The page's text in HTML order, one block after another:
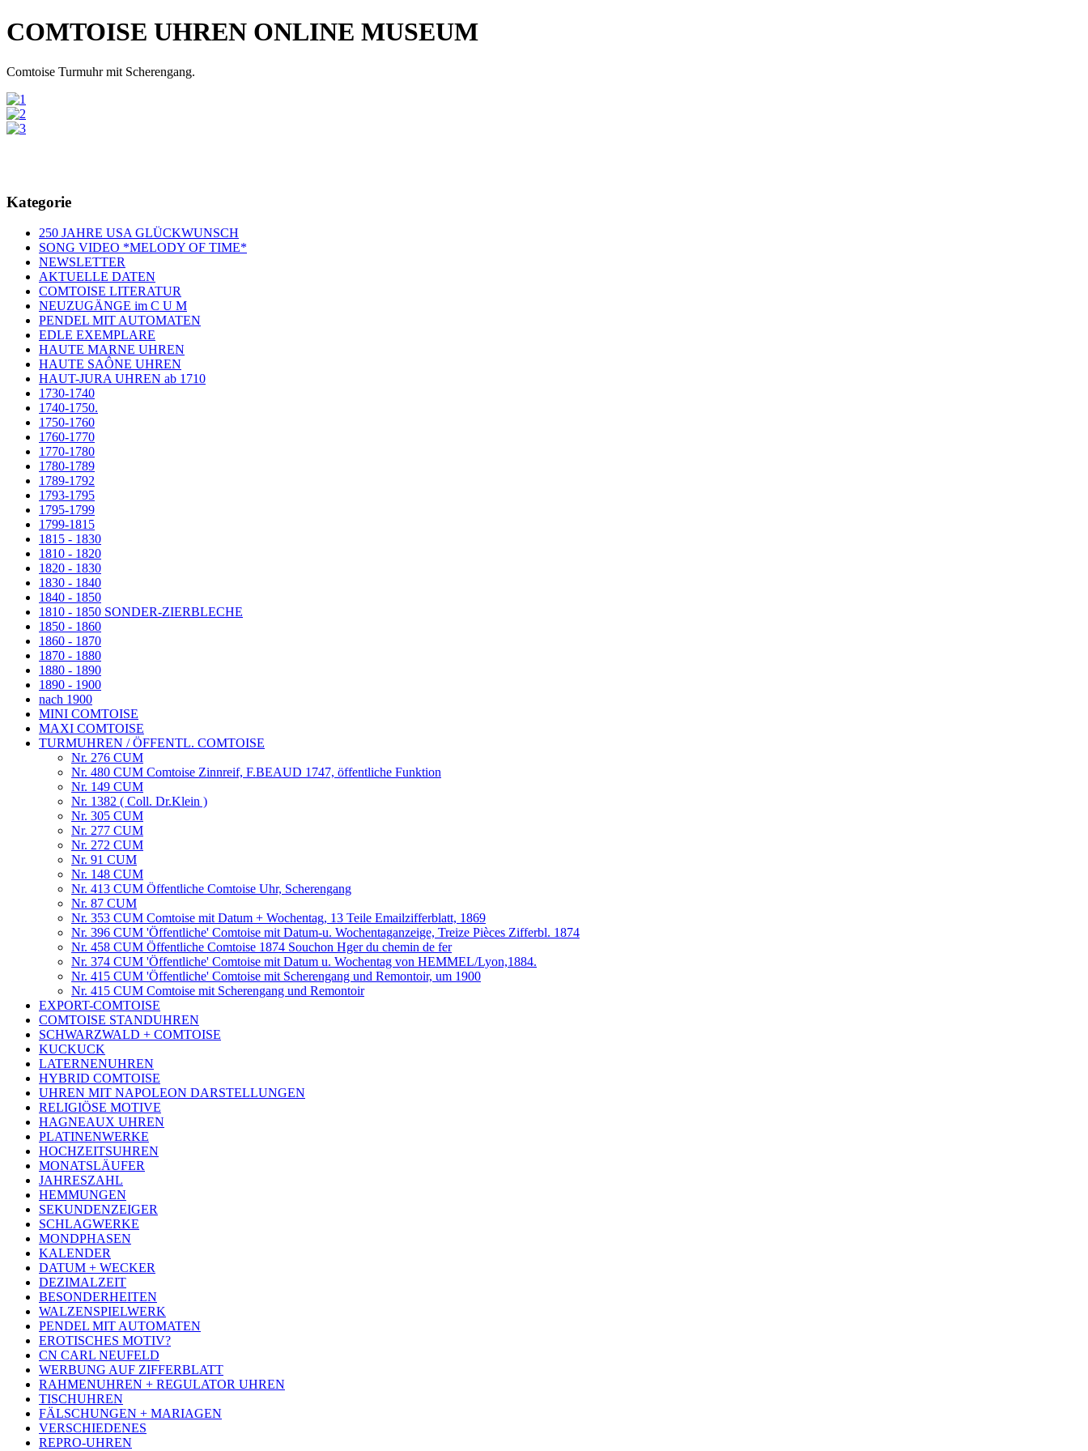
COMTOISE UHREN ONLINE MUSEUM
Comtoise Turmuhr mit Scherengang.
Kategorie
250 JAHRE USA GLÜCKWUNSCH
SONG VIDEO *MELODY OF TIME*
NEWSLETTER
AKTUELLE DATEN
COMTOISE LITERATUR
NEUZUGÄNGE im C U M
PENDEL MIT AUTOMATEN
EDLE EXEMPLARE
HAUTE MARNE UHREN
HAUTE SAÔNE UHREN
HAUT-JURA UHREN ab 1710
1730-1740
1740-1750.
1750-1760
1760-1770
1770-1780
1780-1789
1789-1792
1793-1795
1795-1799
1799-1815
1815 - 1830
1810 - 1820
1820 - 1830
1830 - 1840
1840 - 1850
1810 - 1850 SONDER-ZIERBLECHE
1850 - 1860
1860 - 1870
1870 - 1880
1880 - 1890
1890 - 1900
nach 1900
MINI COMTOISE
MAXI COMTOISE
TURMUHREN / ÖFFENTL. COMTOISE
Nr. 276 CUM
Nr. 480 CUM Comtoise Zinnreif, F.BEAUD 1747, öffentliche Funktion
Nr. 149 CUM
Nr. 1382 ( Coll. Dr.Klein )
Nr. 305 CUM
Nr. 277 CUM
Nr. 272 CUM
Nr. 91 CUM
Nr. 148 CUM
Nr. 413 CUM Öffentliche Comtoise Uhr, Scherengang
Nr. 87 CUM
Nr. 353 CUM Comtoise mit Datum + Wochentag, 13 Teile Emailzifferblatt, 1869
Nr. 396 CUM 'Öffentliche' Comtoise mit Datum-u. Wochentaganzeige, Treize Pièces Zifferbl. 1874
Nr. 458 CUM Öffentliche Comtoise 1874 Souchon Hger du chemin de fer
Nr. 374 CUM 'Öffentliche' Comtoise mit Datum u. Wochentag von HEMMEL/Lyon,1884.
Nr. 415 CUM 'Öffentliche' Comtoise mit Scherengang und Remontoir, um 1900
Nr. 415 CUM Comtoise mit Scherengang und Remontoir
EXPORT-COMTOISE
COMTOISE STANDUHREN
SCHWARZWALD + COMTOISE
KUCKUCK
LATERNENUHREN
HYBRID COMTOISE
UHREN MIT NAPOLEON DARSTELLUNGEN
RELIGIÖSE MOTIVE
HAGNEAUX UHREN
PLATINENWERKE
HOCHZEITSUHREN
MONATSLÄUFER
JAHRESZAHL
HEMMUNGEN
SEKUNDENZEIGER
SCHLAGWERKE
MONDPHASEN
KALENDER
DATUM + WECKER
DEZIMALZEIT
BESONDERHEITEN
WALZENSPIELWERK
PENDEL MIT AUTOMATEN
EROTISCHES MOTIV?
CN CARL NEUFELD
WERBUNG AUF ZIFFERBLATT
RAHMENUHREN + REGULATOR UHREN
TISCHUHREN
FÄLSCHUNGEN + MARIAGEN
VERSCHIEDENES
REPRO-UHREN